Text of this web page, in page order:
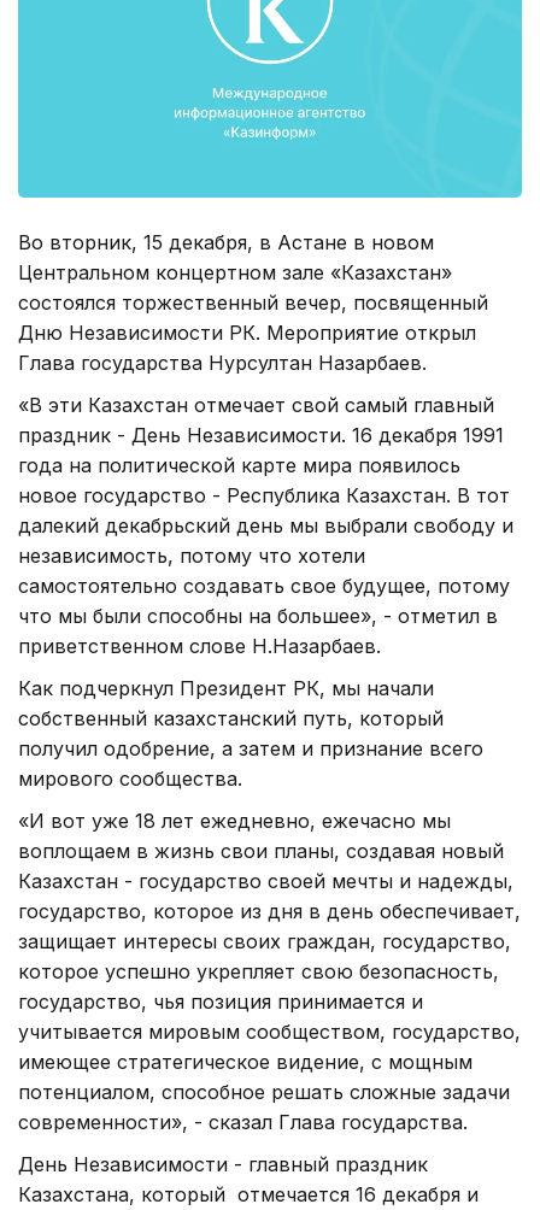
Во вторник, 15 декабря, в Астане в новом
Центральном концертном зале «Казахстан»
состоялся торжественный вечер, посвященный
Дню Независимости РК. Мероприятие открыл
Глава государства Нурсултан Назарбаев.
«В эти Казахстан отмечает свой самый главный
праздник - День Независимости. 16 декабря 1991
года на политической карте мира появилось
новое государство - Республика Казахстан. В тот
далекий декабрьский день мы выбрали свободу и
независимость, потому что хотели
самостоятельно создавать свое будущее, потому
что мы были способны на большее», - отметил в
приветственном слове Н.Назарбаев.
Как подчеркнул Президент РК, мы начали
собственный казахстанский путь, который
получил одобрение, а затем и признание всего
мирового сообщества.
«И вот уже 18 лет ежедневно, ежечасно мы
воплощаем в жизнь свои планы, создавая новый
Казахстан - государство своей мечты и надежды,
государство, которое из дня в день обеспечивает,
защищает интересы своих граждан, государство,
которое успешно укрепляет свою безопасность,
государство, чья позиция принимается и
учитывается мировым сообществом, государство,
имеющее стратегическое видение, с мощным
потенциалом, способное решать сложные задачи
современности», - сказал Глава государства.
День Независимости - главный праздник
Казахстана, который отмечается 16 декабря и